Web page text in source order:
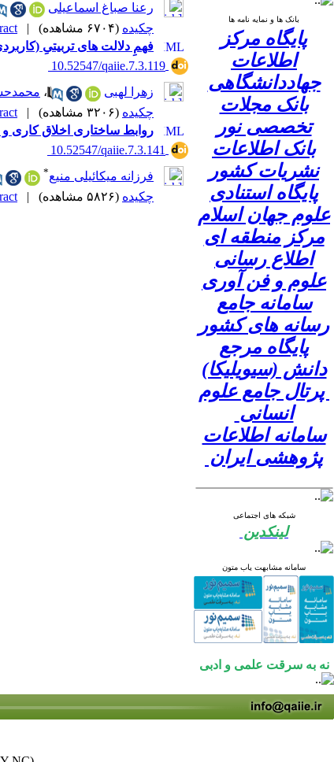
بانک ها و نمایه نامه ها
پایگاه مرکز
اطلاعات
جهاددانشگاهی
بانک مجلات
تخصصی نور
بانک اطلاعات
نشریات کشور
پایگاه استنادی
علوم جهان اسلام
مرکز منطقه ای
اطلاع رسانی
علوم و فن آوری
سامانه جامع
رسانه های کشور
پایگاه مرجع
دانش (سیویلیکا)
پرتال جامع علوم
انسانی
سامانه اطلاعات
پژوهشی ایران
شبکه های اجتماعی
لینکدین
سامانه مشابهت یاب متون
نه به سرقت علمی و ادبی
رعنا صباغ اسماعیلی
چکیده (۶۷۰۴ مشاهده) |
|
فهمِ دلالت های تربیتیِ
‎ 10.52547/qaiie.7.3.119
زهرا لهبی
،
چکیده (۳۲۰۶ مشاهده) |
|
روابط ساختاری اخلاق کاری
‎ 10.52547/qaiie.7.3.141
فرزانه میکائیلی منیع*
چکیده (۵۸۲۶ مشاهده) |
|